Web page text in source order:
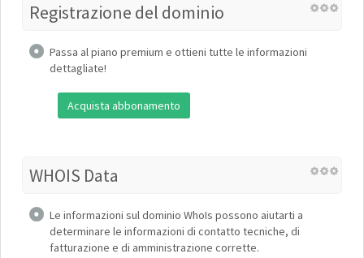
Registrazione del dominio
Passa al piano premium e ottieni tutte le informazioni
dettagliate!
Acquista abbonamento
WHOIS Data
Le informazioni sul dominio WhoIs possono aiutarti a
determinare le informazioni di contatto tecniche, di
fatturazione e di amministrazione corrette.